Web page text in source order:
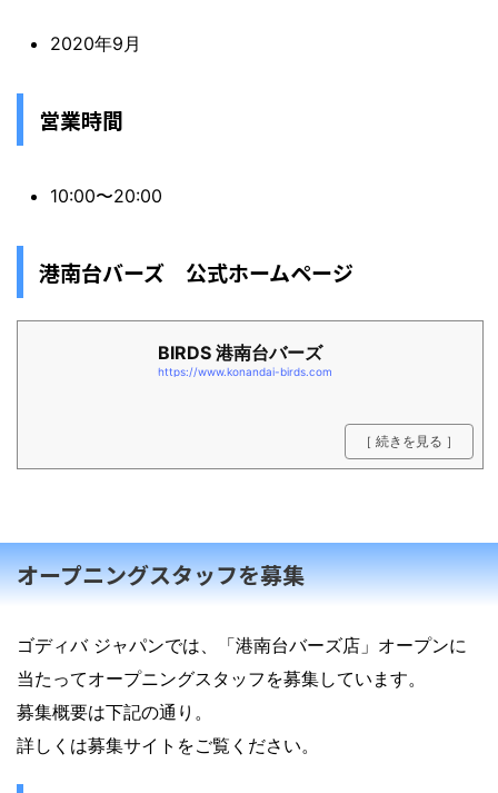
2020年9月
営業時間
10:00〜20:00
港南台バーズ 公式ホームページ
BIRDS 港南台バーズ
https://www.konandai-birds.com
［ 続きを見る ］
オープニングスタッフを募集
ゴディバ ジャパンでは、「港南台バーズ店」オープンに
当たってオープニングスタッフを募集しています。
募集概要は下記の通り。
詳しくは募集サイトをご覧ください。